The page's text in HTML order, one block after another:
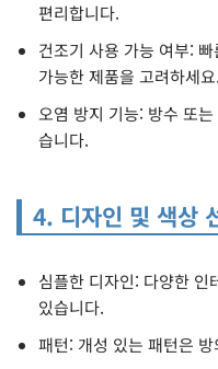
편리합니다.
건조기 사용 가능 여부:
가능한 제품을 고려하세요.
오염 방지 기능: 방수 또
습니다.
4. 디자인 및 색상
심플한 디자인: 다양한 인
있습니다.
패턴: 개성 있는 패턴은